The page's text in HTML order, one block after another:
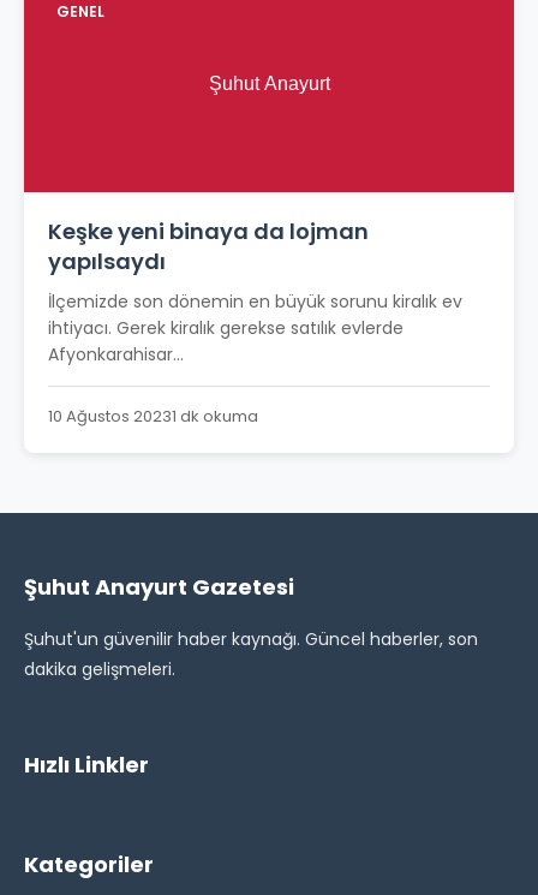
GENEL
Keşke yeni binaya da lojman
yapılsaydı
İlçemizde son dönemin en büyük sorunu kiralık ev
ihtiyacı. Gerek kiralık gerekse satılık evlerde
Afyonkarahisar...
10 Ağustos 20231 dk okuma
Şuhut Anayurt Gazetesi
Şuhut'un güvenilir haber kaynağı. Güncel haberler, son
dakika gelişmeleri.
Hızlı Linkler
Kategoriler